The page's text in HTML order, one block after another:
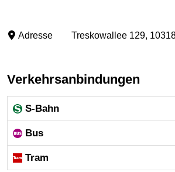
Adresse Treskowallee 129,
Verkehrsanbindungen
S-Bahn
Bus
Tram